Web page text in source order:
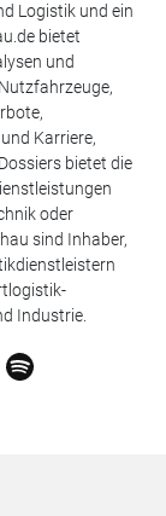
Logistik und ein
bietet
und
Karriere,
bietet die
oder
sind Inhaber,
Industrie.